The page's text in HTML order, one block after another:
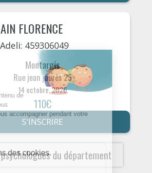
FLORENCE
459306049
Montargis
Rue jean jaurès 25
14 octobre, 2026
110€
S'INSCRIRE
du département